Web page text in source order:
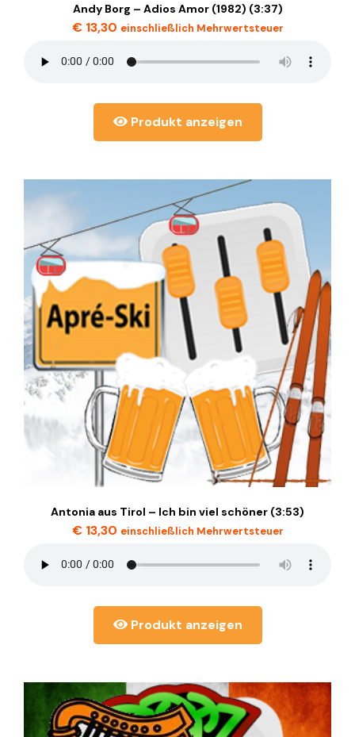
Andy Borg – Adios Amor (1982) (3:37)
€13,30 einschließlich Mehrwertsteuer
Produkt anzeigen
Antonia aus Tirol – Ich bin viel schöner (3:53)
€13,30 einschließlich Mehrwertsteuer
Produkt anzeigen